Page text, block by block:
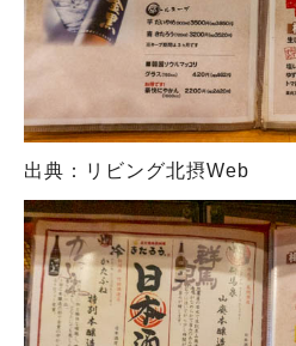
出典：リビング北摂Web